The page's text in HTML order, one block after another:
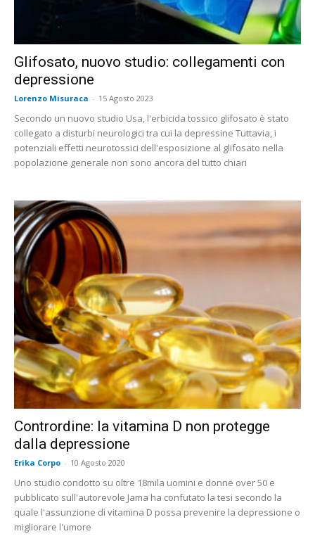
Glifosato, nuovo studio: collegamenti con
depressione
Lorenzo Misuraca - 15 Agosto 2023
Secondo un nuovo studio Usa, l'erbicida tossico glifosato è stato
collegato a disturbi neurologici tra cui la depressine Tuttavia, i
potenziali effetti neurotossici dell'esposizione al glifosato nella
popolazione generale non sono ancora del tutto chiari
Contrordine: la vitamina D non protegge
dalla depressione
Erika Corpo - 10 Agosto 2020
Uno studio condotto su oltre 18mila uomini e donne over 50 e
pubblicato sull'autorevole Jama ha confutato la tesi secondo la
quale l'assunzione di vitamina D possa prevenire la depressione o
migliorare l'umore